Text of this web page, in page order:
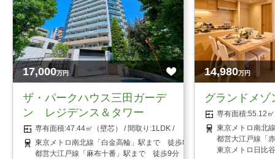
17,000万円
ザ・パークハウス三田ガーデ
ン レジデンス＆タワー
47.44㎡（壁芯）
1LDK
東京メトロ南北線「白金高輪」駅まで 徒歩8分
都営大江戸線「麻布十番」駅まで 徒歩9分
14,980万円
グランドメゾ
55.12
東京メトロ南北
都営大江戸線「
東京メトロ日比